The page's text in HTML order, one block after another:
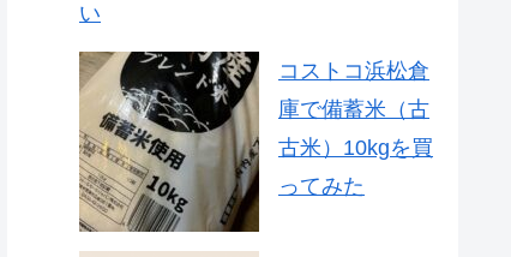
い
コストコ浜松倉
庫で備蓄米（古
古米）10kgを買
ってみた